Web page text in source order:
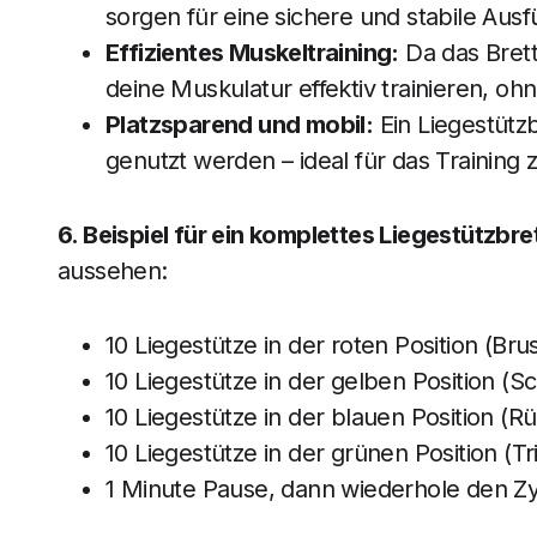
sorgen für eine sichere und stabile
Effizientes Muskeltraining: Da das
deine Muskulatur effektiv trainieren,
Platzsparend und mobil: Ein
genutzt werden – ideal für das Training
6. Beispiel für ein komplettes
aussehen:
10 Liegestütze in der roten Position
10 Liegestütze in der gelben Position
10 Liegestütze in der blauen Position
10 Liegestütze in der grünen Position
1 Minute Pause, dann wiederhole den